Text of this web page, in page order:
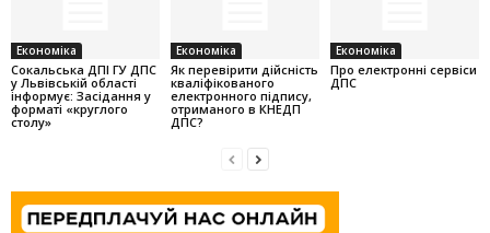
Економіка
Cокальська ДПІ ГУ ДПС
у Львівській області
інформує: Засідання у
форматі «круглого
столу»
Економіка
Як перевірити дійсність
кваліфікованого
електронного підпису,
отриманого в КНЕДП
ДПС?
Економіка
Про електронні сервіси
ДПС